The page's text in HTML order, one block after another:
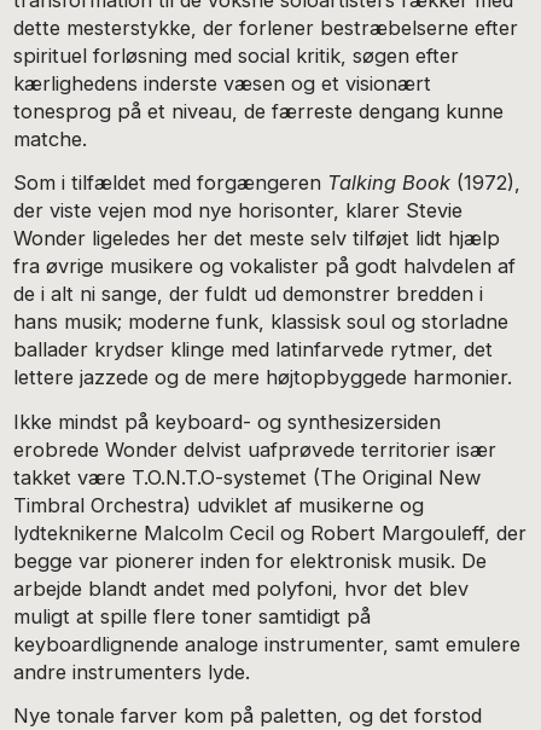
dette mesterstykke, der forlener bestræbelserne efter
spirituel forløsning med social kritik, søgen efter
kærlighedens inderste væsen og et visionært
tonesprog på et niveau, de færreste dengang kunne
matche.
Som i tilfældet med forgængeren Talking Book (1972),
der viste vejen mod nye horisonter, klarer Stevie
Wonder ligeledes her det meste selv tilføjet lidt hjælp
fra øvrige musikere og vokalister på godt halvdelen af
de i alt ni sange, der fuldt ud demonstrer bredden i
hans musik; moderne funk, klassisk soul og storladne
ballader krydser klinge med latinfarvede rytmer, det
lettere jazzede og de mere højtopbyggede harmonier.
Ikke mindst på keyboard- og synthesizersiden
erobrede Wonder delvist uafprøvede territorier især
takket være T.O.N.T.O-systemet (The Original New
Timbral Orchestra) udviklet af musikerne og
lydteknikerne Malcolm Cecil og Robert Margouleff, der
begge var pionerer inden for elektronisk musik. De
arbejde blandt andet med polyfoni, hvor det blev
muligt at spille flere toner samtidigt på
keyboardlignende analoge instrumenter, samt emulere
andre instrumenters lyde.
Nye tonale farver kom på paletten, og det forstod